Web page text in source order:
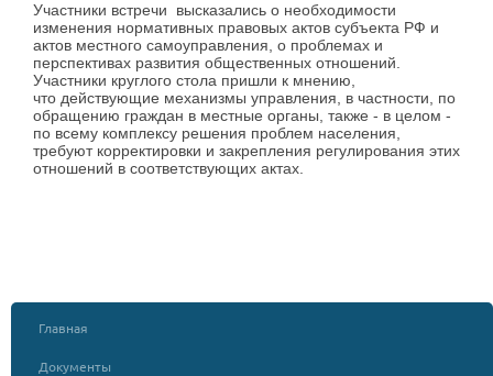
Участники встречи высказались о необходимости
изменения нормативных правовых актов субъекта РФ и
актов местного самоуправления, о проблемах и
перспективах развития общественных отношений.
Участники круглого стола пришли к мнению,
что действующие механизмы управления, в частности, по
обращению граждан в местные органы, также - в целом -
по всему комплексу решения проблем населения,
требуют корректировки и закрепления регулирования этих
отношений в соответствующих актах.
Главная
Документы